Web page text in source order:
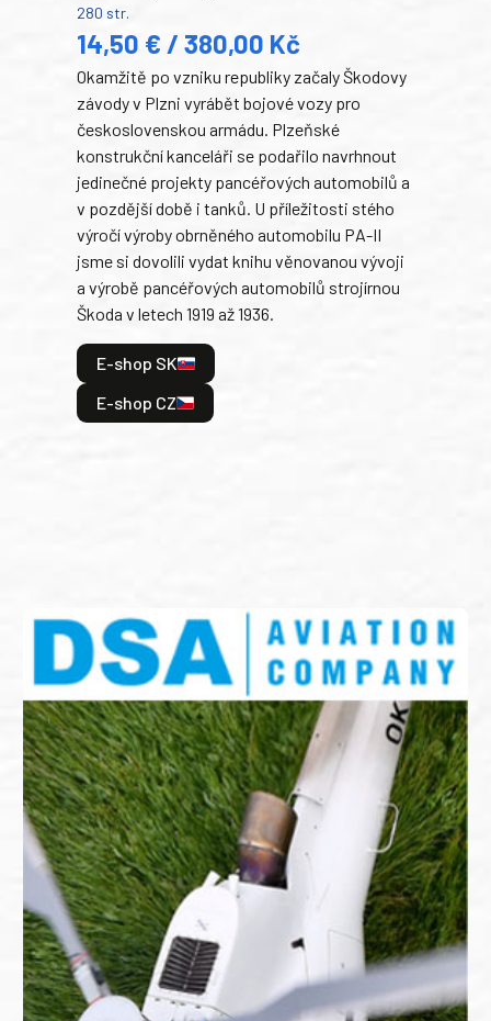
280 str.
14,50 € / 380,00 Kč
Okamžitě po vzniku republiky začaly Škodovy
závody v Plzni vyrábět bojové vozy pro
československou armádu. Plzeňské
konstrukční kanceláři se podařilo navrhnout
jedinečné projekty pancéřových automobilů a
v pozdější době i tanků. U příležitosti stého
výročí výroby obrněného automobilu PA-II
jsme si dovolili vydat knihu věnovanou vývoji
a výrobě pancéřových automobilů strojírnou
Škoda v letech 1919 až 1936.
E-shop SK
E-shop CZ